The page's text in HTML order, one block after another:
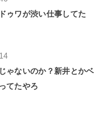
ゥワが渋い仕事してた
ゃないのか？新井とかベ
てたやろ